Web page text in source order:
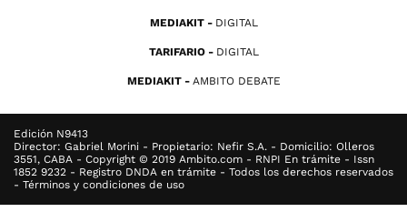
MEDIAKIT DIGITAL
TARIFARIO DIGITAL
MEDIAKIT AMBITO DEBATE
Edición N9413
Director: Gabriel Morini - Propietario: Nefir S.A. - Domicilio: Olleros
3551, CABA - Copyright © 2019 Ambito.com - RNPI En trámite - Issn
1852 9232 - Registro DNDA en trámite - Todos los derechos reservados
- Términos y condiciones de uso